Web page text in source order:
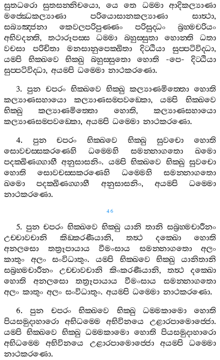
සුතධරො
සුතසන‍්නිචයො, යෙ තෙ ධම‍්මා
ආදිකල්‍යාණා
මජ‍්ඣෙකල්‍යාණා
පරියොසානකල්‍යාණා සාත්‍ථා,
සබ්‍යඤ‍්ජනා
කෙවලපරිපුණ‍්ණං පරිසුද‍්ධං
බ්‍රහ‍්මචරියං
අභිවදන‍්ති,තථාරූපස‍්ස ධම‍්මා බහුස‍්සුතා හොන‍්ති
ධතා
වචසා
පරිචිතා මනසානුපෙක‍්ඛිතා දිට‍්ඨියා සුප‍්පටිවිද‍්ධා,
යම‍්පි
භික‍්ඛවෙ භික‍්ඛු බහුස‍්සුතො හොති -පෙ- දිට‍්ඨියා
සුප‍්පටිවිද‍්ධා, අයම‍්පි ධම‍්මො නාථකරණො.
3. පුන චපරං භික‍්ඛවෙ භික‍්ඛු කල්‍යාණමිත‍්තො හොති
කල්‍යාණසහායො
කල්‍යාණසම‍්පවඞ‍්කො,යම‍්පි
භික‍්ඛවෙ
භික‍්ඛු
කල්‍යාණමිත‍්තො හොති,කල්‍යාණසහායො
කල්‍යාණසම‍්පවඞ‍්කො, අයම‍්පි ධම‍්මො නාථකරණො.
4. පුන චපරං භික‍්ඛවෙ භික‍්ඛු සුවචො
හොති
සොවචස‍්සකරණෙහි
ධම‍්මෙහි සමන‍්නාගතො
ඛමො
පදක‍්ඛිණග‍්ගාහී අනුසාසනිං. යම‍්පි භික‍්ඛවෙ භික‍්ඛු සුවචො
හොති
සොවචස‍්සකරණෙහි ධම‍්මෙහි
සමන‍්නාගතො
ඛමො
පදක‍්ඛිණග‍්ගාහී අනුසාසනිං, අයම‍්පි
ධම‍්මො
නාථකරණො.
46
5. පුන චපරං භික‍්ඛවෙ භික‍්ඛු යානි තානි සබ්‍රහ‍්මචාරීනං
උච‍්චාවචානි
කිඞ‍්කරණීයානි, තත්‍ථ දක‍්ඛො
හොති
අනලසො
තත්‍රූපායාය වීමංසාය සමන‍්නාගතො
අලං
කාතුං
අලං සංවිධාතුං.යම‍්පි භික‍්ඛවෙ භික‍්ඛු
යානිතානි
සබ්‍රහ‍්මචාරීනං
උච‍්චාවචානි කිංකරණීයානි, තත්‍ථ
දක‍්ඛො
හොති
අනලසො තත්‍රූපායාය වීමංසාය
සමන‍්නාගතො
අලං කාතුං අලං සංවිධාතුං. අයම‍්පි ධම‍්මො නාථකරණො.
6. පුන චපරං භික‍්ඛවෙ භික‍්ඛු ධම‍්මකාමො
හොති
පියසමුදාහාරො
අභිධම‍්මෙ අභිවිනයෙ උළාරපාමොජ‍්ජො.
යම‍්පි භික‍්ඛවෙ භික‍්ඛු ධම‍්මකාමො හොති පියසමුදාහාරො
අභිධම‍්මෙ
අභිවිනයෙ උළාරපාමොජ‍්ජො අයම‍්පි
ධම‍්මො
නාථකරණො.